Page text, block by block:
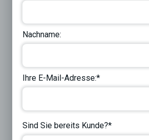
Nachname:
Ihre E-Mail-Adresse:*
Sind Sie bereits Kunde?*